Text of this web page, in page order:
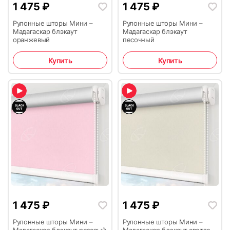
1 475 ₽
Рулонные шторы Мини –
Мадагаскар блэкаут
оранжевый
Купить
1 475 ₽
Рулонные шторы Мини –
Мадагаскар блэкаут
песочный
Купить
1 475 ₽
Рулонные шторы Мини –
1 475 ₽
Рулонные шторы Мини –